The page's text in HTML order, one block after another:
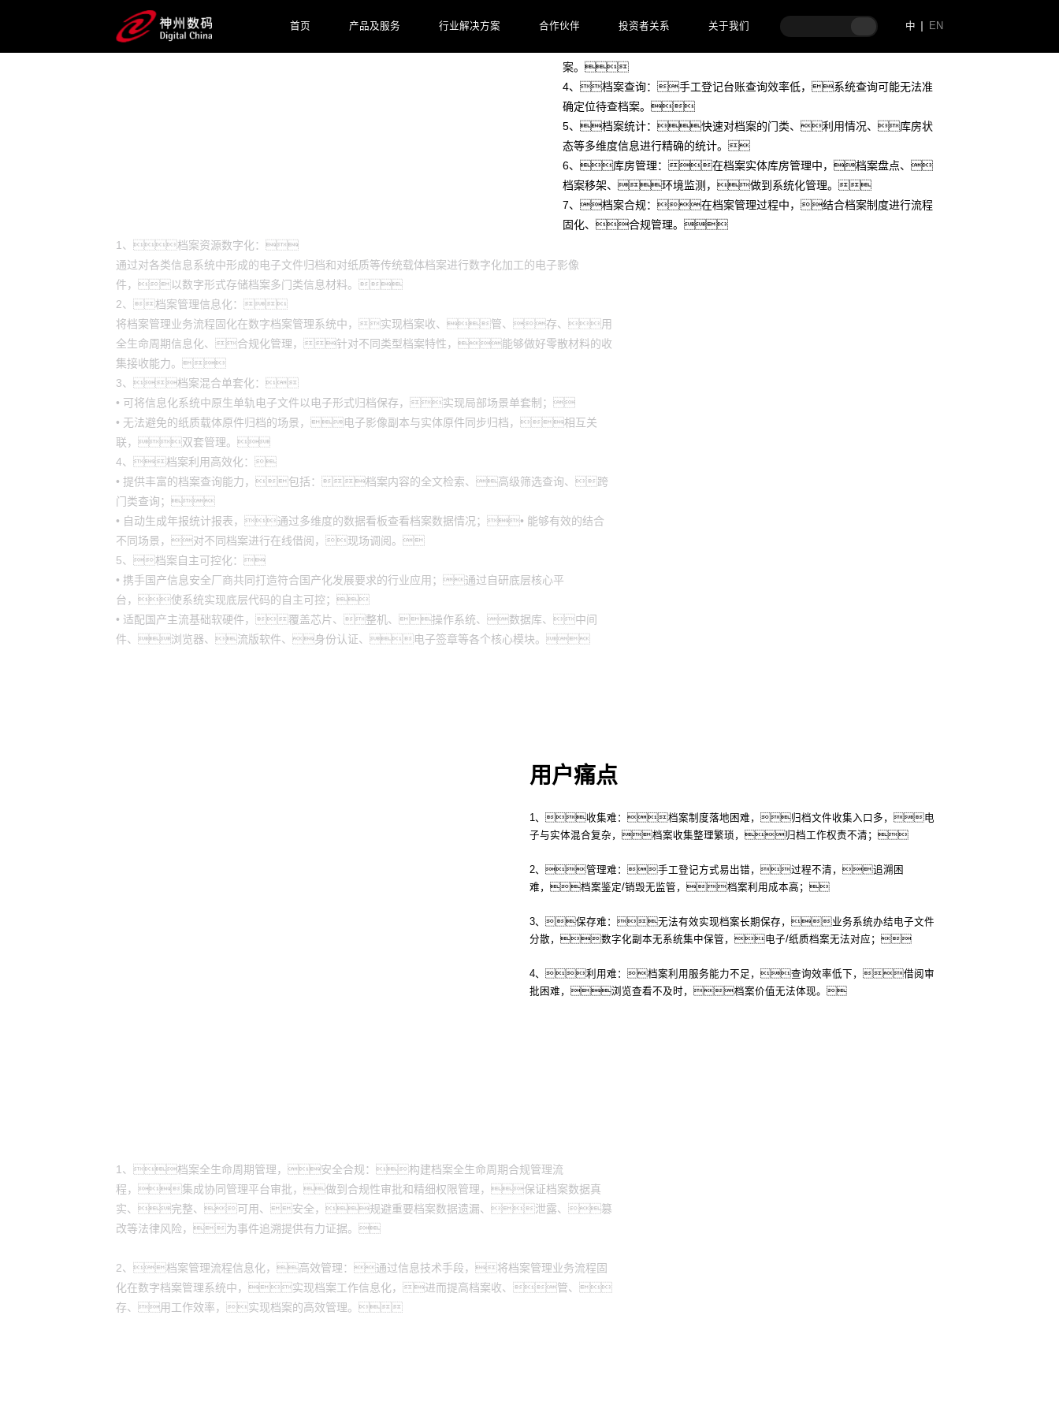
首页 产品及服务 行业解决方案 合作伙伴 投资者关系 关于我们 中 EN
工作。
案。
4、档案查询：手工登记台账查询效率低，系统查询可能无法准
确定位待查档案。
5、档案统计：快速对档案的门类、利用情况、库房状
态等多维度信息进行精确的统计。
6、库房管理：在档案实体库房管理中，档案盘点、
档案移架、环境监测，做到系统化管理。
7、档案合规：在档案管理过程中，结合档案制度进行流程
固化、合规管理。
1、档案资源数字化：
通过对各类信息系统中形成的电子文件归档和对纸质等传统载体档案进行数字化加工的电子影像
件，以数字形式存储档案多门类信息材料。
2、档案管理信息化：
将档案管理业务流程固化在数字档案管理系统中，实现档案收、管、存、用
全生命周期信息化、合规化管理，针对不同类型档案特性，能够做好零散材料的收
集接收能力。
3、档案混合单套化：
• 可将信息化系统中原生单轨电子文件以电子形式归档保存，实现局部场景单套制；
• 无法避免的纸质载体原件归档的场景，电子影像副本与实体原件同步归档，相互关
联，双套管理。
4、档案利用高效化：
• 提供丰富的档案查询能力，包括：档案内容的全文检索、高级筛选查询、跨
门类查询；
• 自动生成年报统计报表，通过多维度的数据看板查看档案数据情况；• 能够有效的结合
不同场景，对不同档案进行在线借阅，现场调阅。
5、档案自主可控化：
• 携手国产信息安全厂商共同打造符合国产化发展要求的行业应用；通过自研底层核心平
台，使系统实现底层代码的自主可控；
• 适配国产主流基础软硬件，覆盖芯片、整机、操作系统、数据库、中间
件、浏览器、流版软件、身份认证、电子签章等各个核心模块。
用户痛点
1、收集难：档案制度落地困难，归档文件收集入口多，电
子与实体混合复杂，档案收集整理繁琐，归档工作权责不清；
2、管理难：手工登记方式易出错，过程不清，追溯困
难，档案鉴定/销毁无监管，档案利用成本高；
3、保存难：无法有效实现档案长期保存，业务系统办结电子文件
分散，数字化副本无系统集中保管，电子/纸质档案无法对应；
4、利用难：档案利用服务能力不足，查询效率低下，借阅审
批困难，浏览查看不及时，档案价值无法体现。
1、档案全生命周期管理，安全合规：构建档案全生命周期合规管理流
程，集成协同管理平台审批，做到合规性审批和精细权限管理，保证档案数据真
实、完整、可用、安全，规避重要档案数据遗漏、泄露、篡
改等法律风险，为事件追溯提供有力证据。
2、档案管理流程信息化，高效管理：通过信息技术手段，将档案管理业务流程固
化在数字档案管理系统中，实现档案工作信息化，进而提高档案收、管、
存、用工作效率，实现档案的高效管理。